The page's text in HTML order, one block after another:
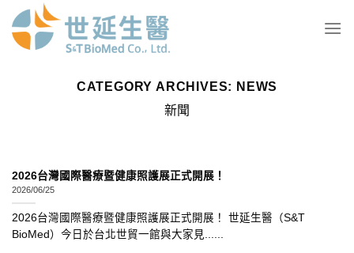
Skip
content
CATEGORY ARCHIVES: NEWS
新聞
2026台灣國際醫療暨健康照護展正式開展！
2026/06/25
2026台灣國際醫療暨健康照護展正式開展！ 世延生醫（S&T
BioMed）今日於台北世貿一館與大家見......